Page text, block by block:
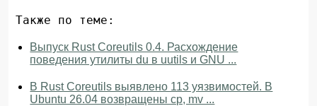
Также по теме:
Выпуск Rust Coreutils 0.4. Расхождение
поведения утилиты du в uutils и GNU ...
В Rust Coreutils выявлено 113 уязвимостей. В
Ubuntu 26.04 возвращены cp, mv ...